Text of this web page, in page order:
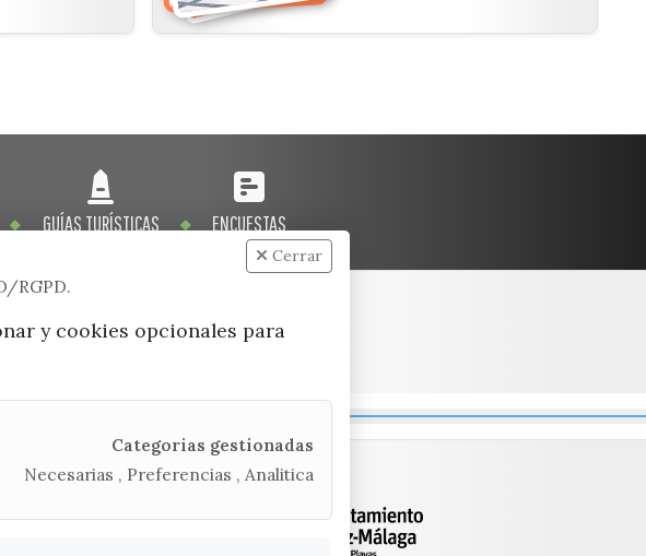
GUÍAS TURÍSTICAS ENCUESTAS
RGPD.
Cerrar
y cookies opcionales para
Categorias gestionadas
Necesarias , Preferencias , Analitica